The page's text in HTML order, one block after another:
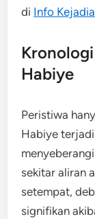
di Info
Habiye
Peristiwa
Habiye
sekitar aliran
setempat,
signifikan